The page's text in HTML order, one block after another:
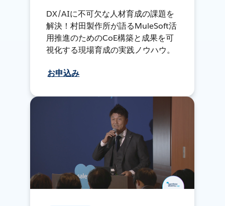
DX/AIに不可欠な人材育成の課題を
解決！村田製作所が語るMuleSoft活
用推進のためのCoE構築と成果を可
視化する現場育成の実践ノウハウ。
お申込み